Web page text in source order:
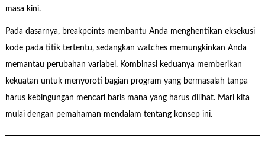
masa kini.
Pada dasarnya, breakpoints membantu Anda menghentikan eksekusi
kode pada titik tertentu, sedangkan watches memungkinkan Anda
memantau perubahan variabel. Kombinasi keduanya memberikan
kekuatan untuk menyoroti bagian program yang bermasalah tanpa
harus kebingungan mencari baris mana yang harus dilihat. Mari kita
mulai dengan pemahaman mendalam tentang konsep ini.